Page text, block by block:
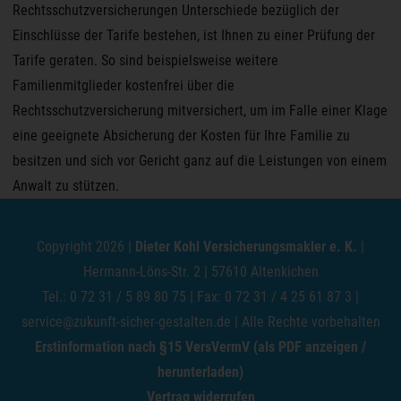
Rechtsschutzversicherungen Unterschiede bezüglich der
Einschlüsse der Tarife bestehen, ist Ihnen zu einer Prüfung der
Tarife geraten. So sind beispielsweise weitere
Familienmitglieder kostenfrei über die
Rechtsschutzversicherung mitversichert, um im Falle einer Klage
eine geeignete Absicherung der Kosten für Ihre Familie zu
besitzen und sich vor Gericht ganz auf die Leistungen von einem
Anwalt zu stützen.
Copyright 2026 | Dieter Kohl Versicherungsmakler e. K.
Hermann-Löns-Str. 2 | 57610 Altenkichen
Tel.: 0 72 31 / 5 89 80 75 | Fax: 0 72 31 / 4 25 61 87 3 |
service@zukunft-sicher-gestalten.de | Alle Rechte vorbehalten
Erstinformation nach §15 VersVermV (als PDF anzeigen /
herunterladen)
Vertrag widerrufen